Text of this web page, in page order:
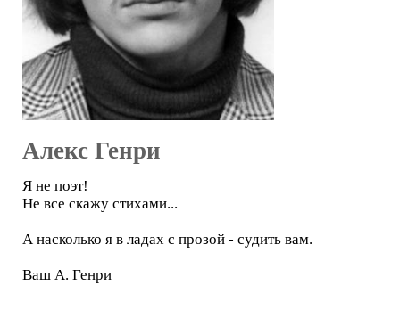
Алекс Генри
Я не поэт!
Не все скажу стихами...
А насколько я в ладах с прозой - судить вам.
Ваш А. Генри